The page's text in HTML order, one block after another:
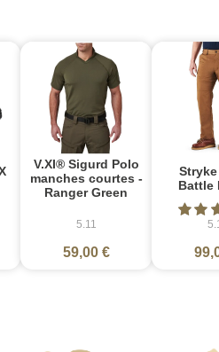
V.XI® Sigurd Polo
manches courtes -
Ranger Green
5.11
59,00 €
Battle